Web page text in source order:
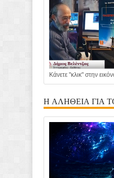
Κάνετε "κλικ" στην
Η ΑΛΗΘΕΙΑ ΓΙΑ